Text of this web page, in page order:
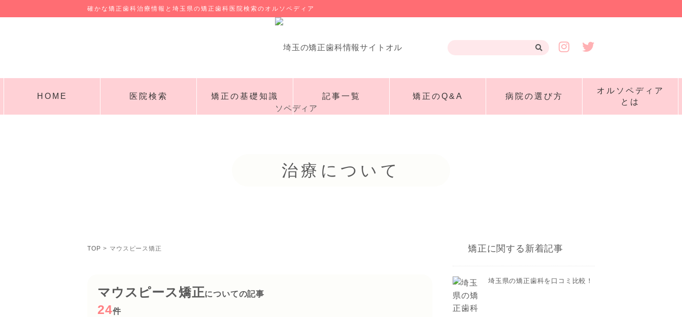
確かな矯正歯科治療情報と埼玉県の矯正歯科医院検索のオルソペディア
HOME 医院検索 矯正の基礎知識 記事一覧 矯正のQ&A 病院の選び方
オルソペディア
とは
治療について
TOP マウスピース矯正
マウスピース矯正についての記事
24件
矯正に関する新着記事
埼玉県の矯正歯科を口コミ比較！